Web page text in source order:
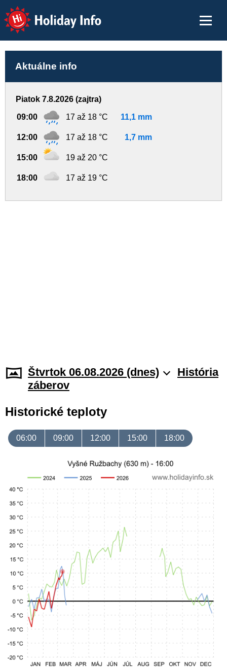
Holiday Info
Aktuálne info
Piatok 7.8.2026 (zajtra)
09:00 17 až 18 °C 11,1 mm
12:00 17 až 18 °C 1,7 mm
15:00 19 až 20 °C
18:00 17 až 19 °C
Štvrtok 06.08.2026 (dnes)
História
záberov
Historické teploty
06:00 09:00 12:00 15:00 18:00